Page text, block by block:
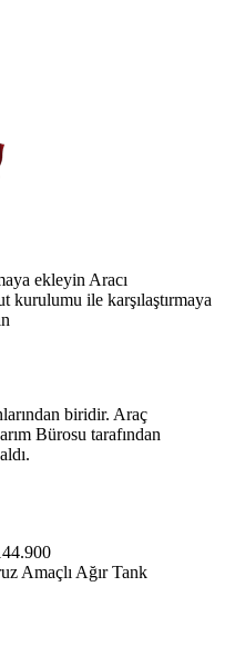
ekleyin Aracı
kurulumu ile karşılaştırmaya
biridir. Araç
Bürosu tarafından
Amaçlı Ağır Tank